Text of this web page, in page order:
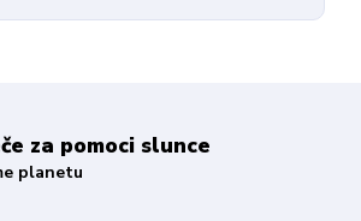
za pomoci slunce
planetu